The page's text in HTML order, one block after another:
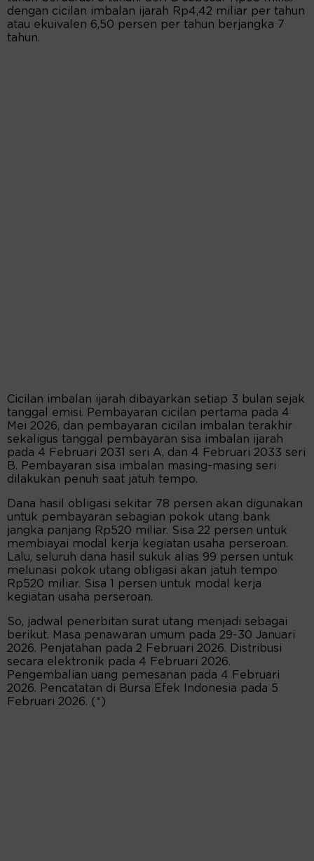
dengan cicilan imbalan ijarah Rp4,42 miliar per tahun
atau ekuivalen 6,50 persen per tahun berjangka 7
tahun.
Cicilan imbalan ijarah dibayarkan setiap 3 bulan sejak
tanggal emisi. Pembayaran cicilan pertama pada 4
Mei 2026, dan pembayaran cicilan imbalan terakhir
sekaligus tanggal pembayaran sisa imbalan ijarah
pada 4 Februari 2031 seri A, dan 4 Februari 2033 seri
B. Pembayaran sisa imbalan masing-masing seri
dilakukan penuh saat jatuh tempo.
Dana hasil obligasi sekitar 78 persen akan digunakan
untuk pembayaran sebagian pokok utang bank
jangka panjang Rp520 miliar. Sisa 22 persen untuk
membiayai modal kerja kegiatan usaha perseroan.
Lalu, seluruh dana hasil sukuk alias 99 persen untuk
melunasi pokok utang obligasi akan jatuh tempo
Rp520 miliar. Sisa 1 persen untuk modal kerja
kegiatan usaha perseroan.
So, jadwal penerbitan surat utang menjadi sebagai
berikut. Masa penawaran umum pada 29-30 Januari
2026. Penjatahan pada 2 Februari 2026. Distribusi
secara elektronik pada 4 Februari 2026.
Pengembalian uang pemesanan pada 4 Februari
2026. Pencatatan di Bursa Efek Indonesia pada 5
Februari 2026. (*)